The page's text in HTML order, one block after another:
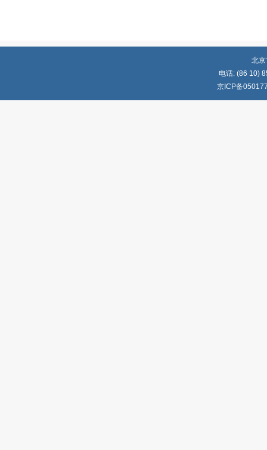
北
电话: (86 10)
京ICP备